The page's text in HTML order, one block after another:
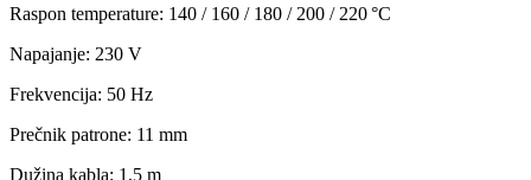
Raspon temperature: 140 / 160 / 180 / 200 / 220 °C
Napajanje: 230 V
Frekvencija: 50 Hz
Prečnik patrone: 11 mm
Dužina kabla: 1,5 m